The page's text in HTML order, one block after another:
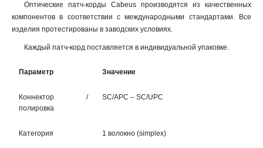
Оптические патч-корды Cabeus производятся из качественных
компонентов в соответствии с международными стандартами. Все
изделия протестированы в заводских условиях.
Каждый патч-корд поставляется в индивидуальной упаковке.
Параметр Значение
Коннектор /
полировка
SC/APC – SC/UPC
Категория 1 волокно (simplex)